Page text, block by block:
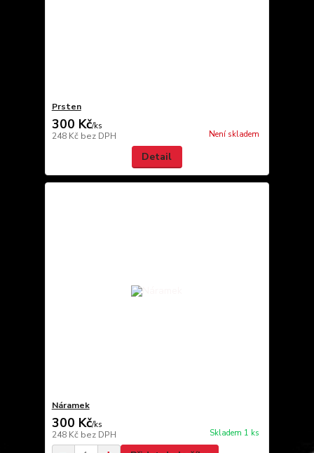
Prsten
300 Kč/ks
248 Kč bez DPH Není skladem
Detail
Náramek
300 Kč/ks
248 Kč bez DPH Skladem 1 ks